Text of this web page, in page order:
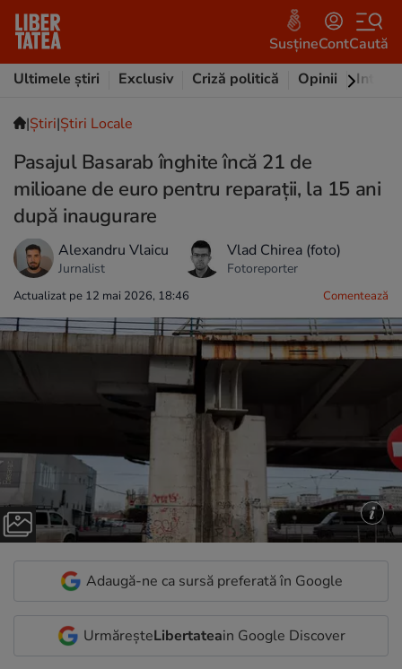
SusțineContCaută
Ultimele știri
Exclusiv Criză politică Opinii
|Ştiri|Știri Locale
Pasajul Basarab înghite încă 21 de
milioane de euro pentru reparații, la 15 ani
după inaugurare
Alexandru Vlaicu
Jurnalist
Vlad Chirea (foto)
Fotoreporter
Actualizat pe 12 mai 2026, 18:46 Comentează
Adaugă-ne ca sursă preferată în Google
UrmăreșteLibertateain Google Discover